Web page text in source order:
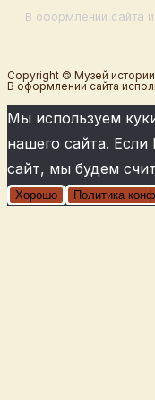
В оформлении сайта
Copyright © Музей
В оформлении сайта
Мы используем
нашего сайта.
сайт, мы будем
Хорошо Политика